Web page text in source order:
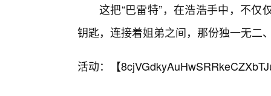
这把“巴雷特”，在浩浩手中，不
钥匙，连接着姐弟之间，那份独一无二
活动：【